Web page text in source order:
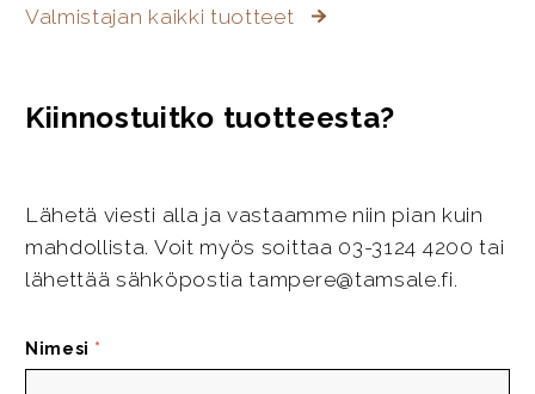
Valmistajan kaikki tuotteet
Kiinnostuitko tuotteesta?
Lähetä viesti alla ja vastaamme niin pian kuin
mahdollista. Voit myös soittaa 03-3124 4200 tai
lähettää sähköpostia tampere@tamsale.fi.
Nimesi *